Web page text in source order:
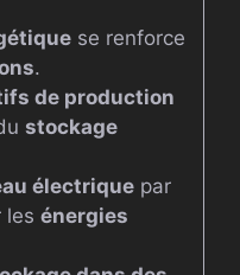
se renforce
.
de production
stockage
électriquepar
les énergies